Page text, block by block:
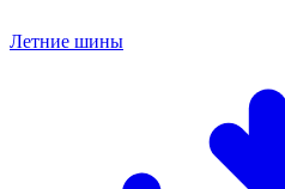
Летние шины